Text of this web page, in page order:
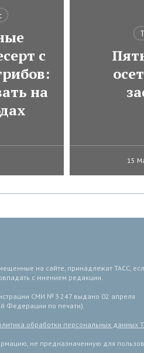
с
на
15
на сайте, принадлежат ТАСС,
с мнением редакции.
СМИ № 3 247 выдано 02 апреля
Федерации по печати).
обработки персональных данных
не предназначенную для